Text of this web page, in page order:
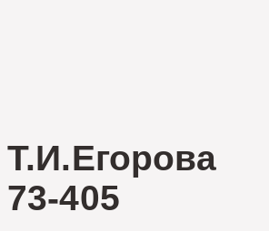
Т.И.Егорова
73-405